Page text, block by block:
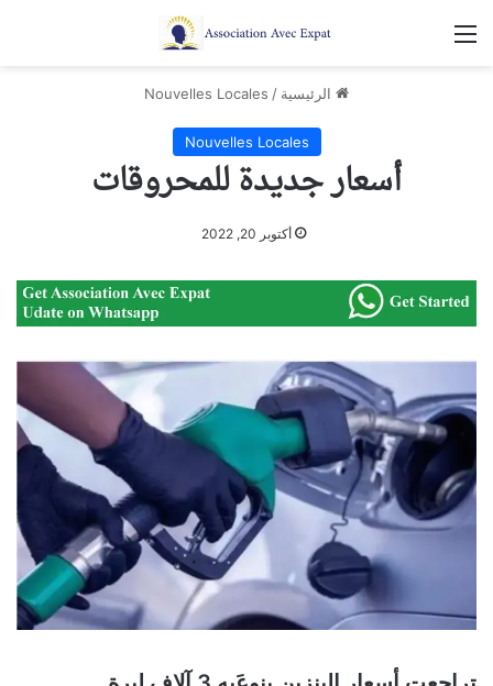
القائمة
الرئيسية /
Nouvelles Locales
Nouvelles Locales
أسعار جديدة للمحروقات
أكتوبر 20, 2022